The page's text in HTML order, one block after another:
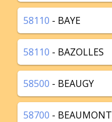
58110 - BAYE
58110 - BAZOLLES
58500 - BEAUGY
58700 - BEAUMONT